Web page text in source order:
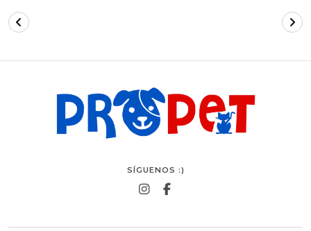
SÍGUENOS :)